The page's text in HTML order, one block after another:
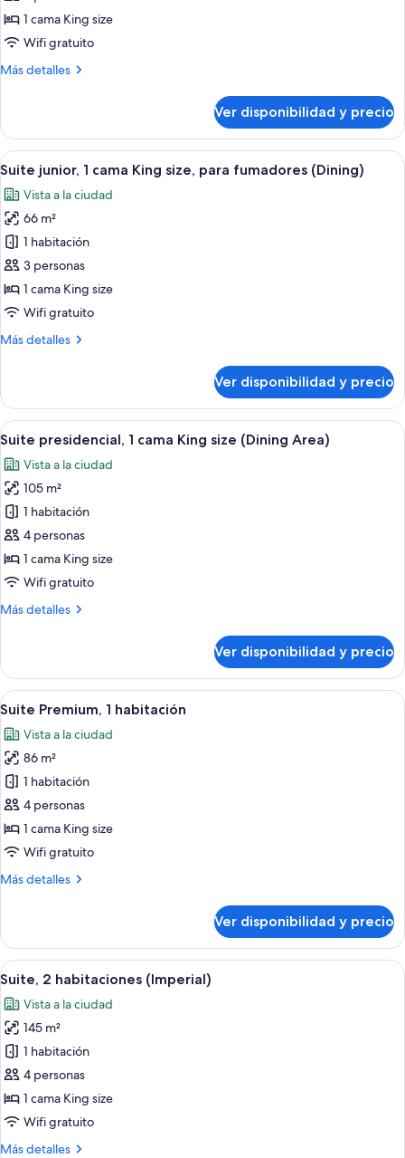
Royal,
2
habitaciones
1 cama King size
Wifi gratuito
Más detalles
Más
Royal,
habitaciones
Ver disponibilidad y precio
Ver
todas
las
fotos
de
Suite
junior,
1
King
fumadores
(Dining)
Una habitación de hotel con una
6
Suite junior, 1 cama King size, para fumadores (Dining)
Vista a la ciudad
66 m²
1 habitación
3 personas
1 cama King size
Wifi gratuito
Más detalles
Más
junior,
cama
size,
para
fumadores
(Dining)
Ver disponibilidad y precio
Ver
todas
las
fotos
de
Suite
presidencial,
1
King
Area)
Habitación de hotel con sofá, mesa
5
Suite presidencial, 1 cama King size (Dining Area)
Vista a la ciudad
105 m²
1 habitación
4 personas
1 cama King size
Wifi gratuito
Más detalles
Más
presidencial,
cama
size
(Dining
Area)
Ver disponibilidad y precio
Ver
todas
las
fotos
de
Suite
Premium,
1
habitación
Un baño moderno con ducha de
7
Suite Premium, 1 habitación
Vista a la ciudad
86 m²
1 habitación
4 personas
1 cama King size
Wifi gratuito
Más detalles
Más
Premium,
habitación
Ver disponibilidad y precio
Ver
todas
las
fotos
de
Suite,
2
habitaciones
(Imperial)
Habitación de hotel con una cama
6
Suite, 2 habitaciones (Imperial)
Vista a la ciudad
145 m²
1 habitación
4 personas
1 cama King size
Wifi gratuito
Más detalles
Más